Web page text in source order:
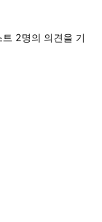
2명의 의견을 기